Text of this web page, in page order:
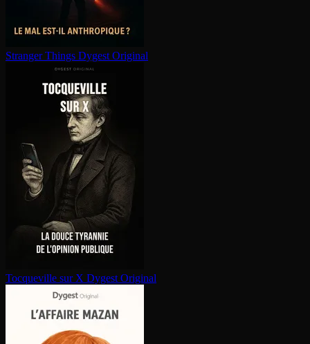
Stranger Things Dygest Original
Tocqueville sur X Dygest Original